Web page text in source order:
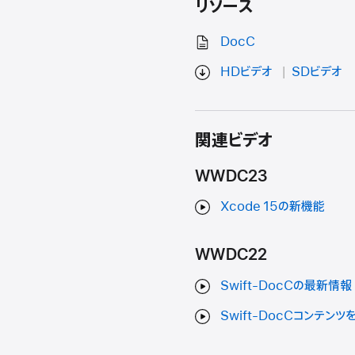
リソース
DocC
HDビデオ
SDビデオ
関連ビデオ
WWDC23
Xcode 15の新機能
WWDC22
Swift-DocCの最新情報
Swift-DocCコンテンツを